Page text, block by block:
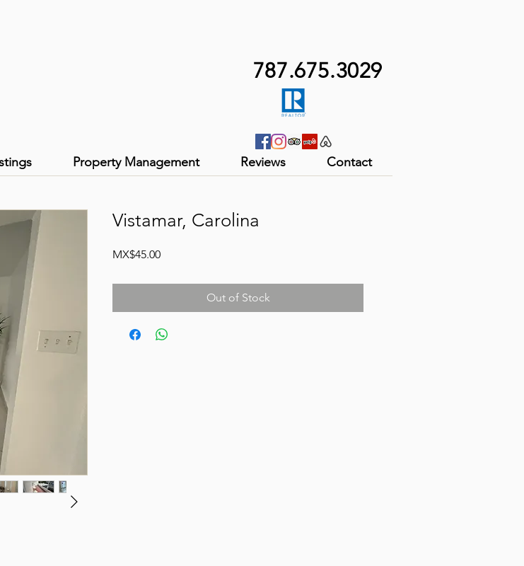
787.675.3029
Property Management Reviews Contact
Vistamar, Carolina
MX$45.00Price
Out of Stock